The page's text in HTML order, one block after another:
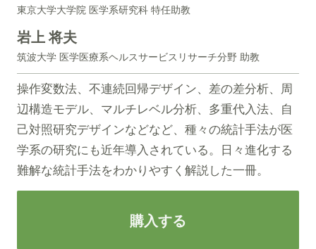
購入する
東京大学大学院 医学系研究科 特任助教
岩上 将夫
筑波大学 医学医療系ヘルスサービスリサーチ分野 助教
操作変数法、不連続回帰デザイン、差の差分析、周
辺構造モデル、マルチレベル分析、多重代入法、自
己対照研究デザインなどなど、種々の統計手法が医
学系の研究にも近年導入されている。日々進化する
難解な統計手法をわかりやすく解説した一冊。